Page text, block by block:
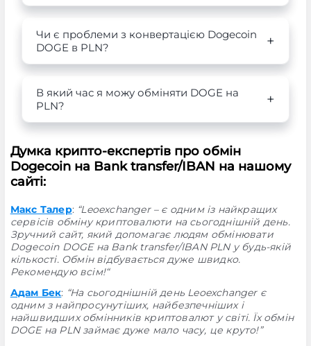
Чи є проблеми з конвертацією Dogecoin
DOGE в PLN?
В який час я можу обміняти DOGE на
PLN?
Думка крипто-експертів про обмін
Dogecoin на Bank transfer/IBAN на нашому
сайті:
Макс Талер: “Leoexchanger – є одним із найкращих
сервісів обміну криптовалюти на сьогоднішній день.
Зручний сайт, який допомагає людям обмінювати
Dogecoin DOGE на Bank transfer/IBAN PLN у будь-якій
кількості. Обмін відбувається дуже швидко.
Рекомендую всім!“
Адам Бек: “На сьогоднішній день Leoexchanger є
одним з найпросунутіших, найбезпечніших і
найшвидших обмінників криптовалют у світі. Їх обмін
DOGE на PLN займає дуже мало часу, це круто!”